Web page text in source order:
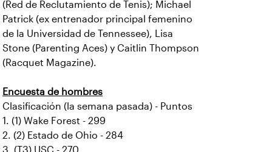
(Red de Reclutamiento de Tenis); Michael
Patrick (ex entrenador principal femenino
de la Universidad de Tennessee), Lisa
Stone (Parenting Aces) y Caitlin Thompson
(Racquet Magazine).
Encuesta de hombres
Clasificación (la semana pasada) - Puntos
1. (1) Wake Forest - 299
2. (2) Estado de Ohio - 284
3. (T3) USC - 270